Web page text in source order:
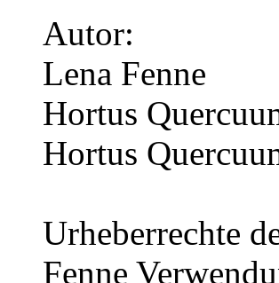
Autor:
Lena Fenne
Hortus
Hortus
Urheberrechte
Fenne